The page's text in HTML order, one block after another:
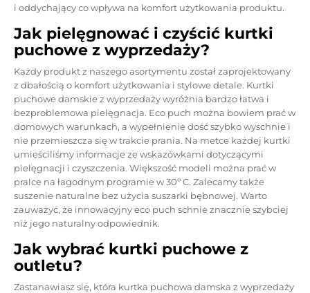
i oddychający co wpływa na komfort użytkowania produktu.
Jak pielęgnować i czyścić kurtki
puchowe z wyprzedaży?
Każdy produkt z naszego asortymentu został zaprojektowany
z dbałością o komfort użytkowania i stylowe detale. Kurtki
puchowe damskie z wyprzedaży wyróżnia bardzo łatwa i
bezproblemowa pielęgnacja. Eco puch można bowiem prać w
domowych warunkach, a wypełnienie dość szybko wyschnie i
nie przemieszcza się w trakcie prania. Na metce każdej kurtki
umieściliśmy informacje ze wskazówkami dotyczącymi
pielęgnacji i czyszczenia. Większość modeli można prać w
pralce na łagodnym programie w 30º C. Zalecamy także
suszenie naturalne bez użycia suszarki bębnowej. Warto
zauważyć, że innowacyjny eco puch schnie znacznie szybciej
niż jego naturalny odpowiednik.
Jak wybrać kurtki puchowe z
outletu?
Zastanawiasz się, która kurtka puchowa damska z wyprzedaży